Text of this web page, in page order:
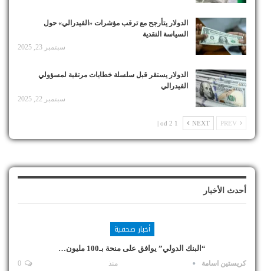
الدولار يتأرجح مع ترقب مؤشرات «الفيدرالي» حول
السياسة النقدية
سبتمبر 23, 2025
الدولار يستقر قبل سلسلة خطابات مرتقبة لمسؤولي
الفيدرالي
سبتمبر 22, 2025
NEXT
1 od 2 |
أحدث الأخبار
أخبار صحفية
“البنك الدولي” يوافق على منحة بـ100 مليون…
كريستين اسامة منذ